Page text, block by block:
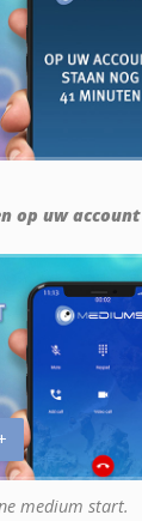
op uw account
medium start.